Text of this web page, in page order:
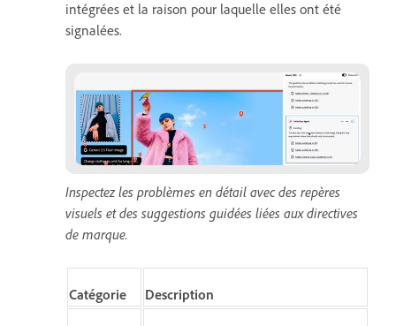
intégrées et la raison pour laquelle elles ont été
signalées.
Inspectez les problèmes en détail avec des repères
visuels et des suggestions guidées liées aux directives
de marque.
Catégorie Description